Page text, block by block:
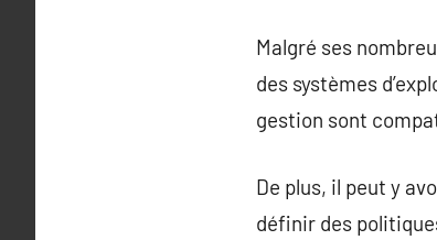
Malgré ses
des systèmes
gestion sont
De plus, il peut y
définir des